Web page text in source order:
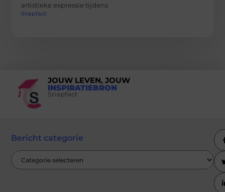
artistieke expressie tijdens
Snapfact
JOUW LEVEN, JOUW
INSPIRATIEBRON
Snapfact
Bericht categorie